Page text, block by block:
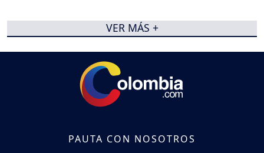
VER MÁS +
PAUTA CON NOSOTROS